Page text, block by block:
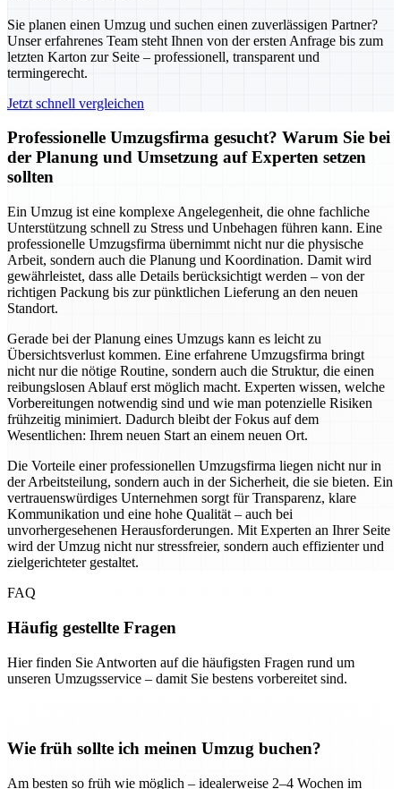
Sie planen einen Umzug und suchen einen zuverlässigen Partner?
Unser erfahrenes Team steht Ihnen von der ersten Anfrage bis zum
letzten Karton zur Seite – professionell, transparent und
termingerecht.
Jetzt schnell vergleichen
Professionelle Umzugsfirma gesucht? Warum Sie bei
der Planung und Umsetzung auf Experten setzen
sollten
Ein Umzug ist eine komplexe Angelegenheit, die ohne fachliche
Unterstützung schnell zu Stress und Unbehagen führen kann. Eine
professionelle Umzugsfirma übernimmt nicht nur die physische
Arbeit, sondern auch die Planung und Koordination. Damit wird
gewährleistet, dass alle Details berücksichtigt werden – von der
richtigen Packung bis zur pünktlichen Lieferung an den neuen
Standort.
Gerade bei der Planung eines Umzugs kann es leicht zu
Übersichtsverlust kommen. Eine erfahrene Umzugsfirma bringt
nicht nur die nötige Routine, sondern auch die Struktur, die einen
reibungslosen Ablauf erst möglich macht. Experten wissen, welche
Vorbereitungen notwendig sind und wie man potenzielle Risiken
frühzeitig minimiert. Dadurch bleibt der Fokus auf dem
Wesentlichen: Ihrem neuen Start an einem neuen Ort.
Die Vorteile einer professionellen Umzugsfirma liegen nicht nur in
der Arbeitsteilung, sondern auch in der Sicherheit, die sie bieten. Ein
vertrauenswürdiges Unternehmen sorgt für Transparenz, klare
Kommunikation und eine hohe Qualität – auch bei
unvorhergesehenen Herausforderungen. Mit Experten an Ihrer Seite
wird der Umzug nicht nur stressfreier, sondern auch effizienter und
zielgerichteter gestaltet.
FAQ
Häufig gestellte Fragen
Hier finden Sie Antworten auf die häufigsten Fragen rund um
unseren Umzugsservice – damit Sie bestens vorbereitet sind.
Wie früh sollte ich meinen Umzug buchen?
Am besten so früh wie möglich – idealerweise 2–4 Wochen im